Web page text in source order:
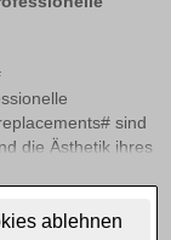
ablehnen
sind
die Ästhetik ihres
eine normale
Innen-